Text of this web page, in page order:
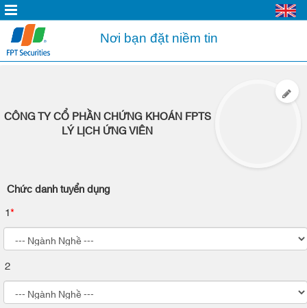
Nơi bạn đặt niềm tin
CÔNG TY CỔ PHẦN CHỨNG KHOÁN FPTS
LÝ LỊCH ỨNG VIÊN
Chức danh tuyển dụng
1*
2